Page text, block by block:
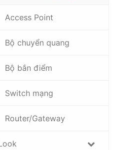
Access Point
Bộ chuyển quang
Bộ bắn điểm
Switch mạng
Router/Gateway